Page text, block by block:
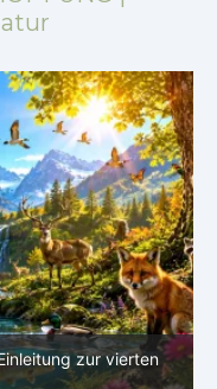
zur vierten